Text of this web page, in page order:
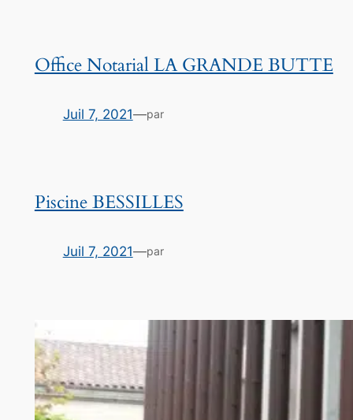
Office Notarial LA GRANDE BUTTE
Juil 7, 2021—par
Piscine BESSILLES
Juil 7, 2021—par